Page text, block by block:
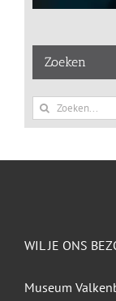
Zoeken
Zoeken
naar:
WIL JE ONS
Museum